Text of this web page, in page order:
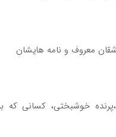
معروف و نامه هایشان
خوشبختی، کسانی که